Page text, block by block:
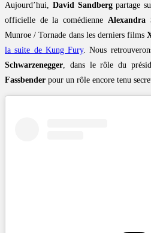
Aujourd’hui, David Sandbergpartage
officielle de la comédienne Alexandra
Munroe / Tornade dans les derniers films
la suite de Kung Fury. Nous
Schwarzenegger, dans le rôle du
Fassbender pour un rôle encore tenu